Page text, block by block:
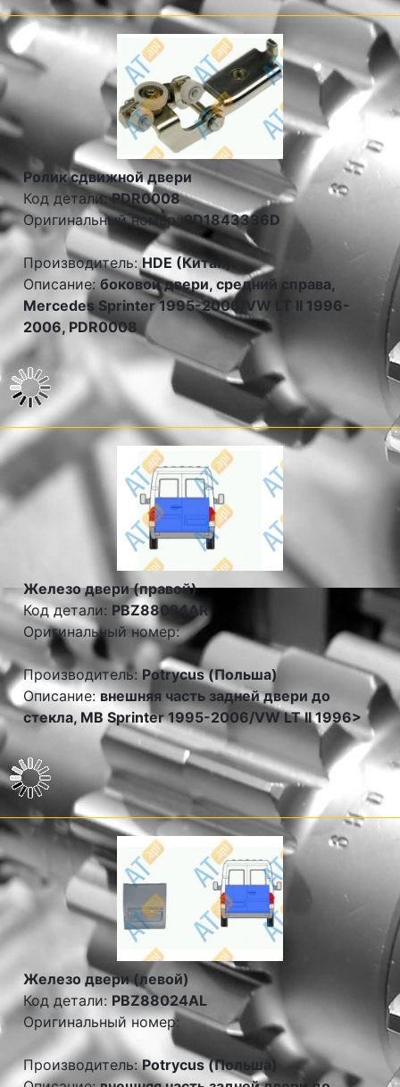
Ролик сдвижной двери
Код детали:PDR0008
Оригинальный номер:2D1843336D
Производитель:HDE (Китай)
Описание:боковой двери, средний справа,
Mercedes Sprinter 1995-2006/VW LT II 1996-
2006, PDR0008
Железо двери (правой)
Код детали: PBZ88024AR
Оригинальный номер:
Производитель:Potrycus (Польша)
Описание:внешняя часть задней двери до
стекла, MB Sprinter 1995-2006/VW LT II 1996>
Железо двери (левой)
Код детали: PBZ88024AL
Оригинальный номер:
Производитель:Potrycus (Польша)